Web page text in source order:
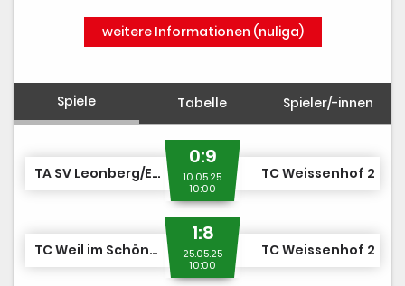
weitere Informationen (nuliga)
Spiele Tabelle Spieler/-innen
TA SV Leonberg/Eltingen 2
0:9
10.05.25
10:00
TC Weissenhof 2
TC Weil im Schönbuch 2
1:8
25.05.25
10:00
TC Weissenhof 2